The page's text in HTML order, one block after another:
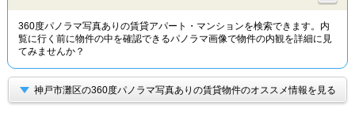
TOP
360度パノラマ写真ありの賃貸アパート・マンションを検索できます。内
覧に行く前に物件の中を確認できるパノラマ画像で物件の内観を詳細に見
てみませんか？
神戸市灘区の360度パノラマ写真ありの賃貸物件のオススメ情報を見る